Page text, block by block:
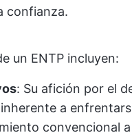
confianza.
un ENTP incluyen:
: Su afición por el
a
convencional